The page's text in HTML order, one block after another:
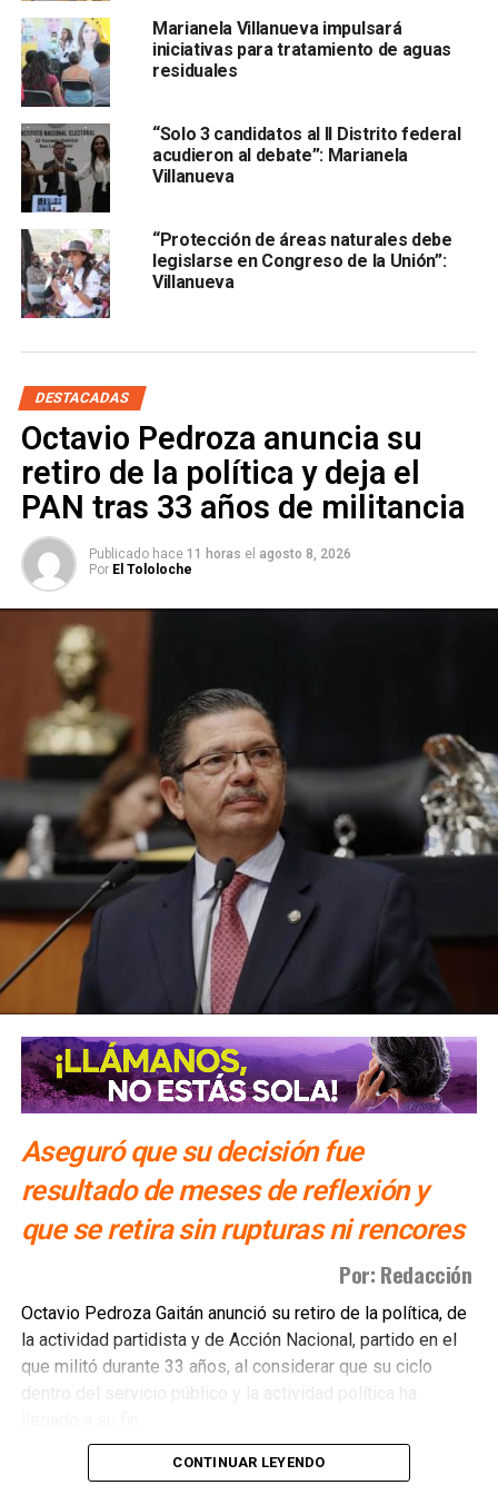
Villanueva Ponce recordó que,
mayoría relativa o representación proporcional a
cualquier puesto, es presentar y hacer pública la
declaración 3 de 3.
puede ser consultado en la página
https://www.itei.org.mx/cegaip/, donde se encuentra cada
uno de los documentos mencionados.
Lee también:
Octavio Pedroza confía en que tendrá un
triunfo amplio y contundente
ARTÍCULOS RELACIONADOS: MARIANELA VILLANUEVA
SIGUIENTE
Adrián Esper llegará al debate del domingo en
camionetas Tesla
NO TE PIERDAS
Octavio Pedroza confía en que tendrá un triunfo
amplio y contundente
Marianela Villanueva impulsará
iniciativas para tratamiento de aguas
residuales
“Solo 3 candidatos al II Distrito federal
acudieron al debate”: Marianela
Villanueva
“Protección de áreas naturales debe
legislarse en Congreso de la Unión”:
Villanueva
DESTACADAS
Octavio Pedroza anuncia su
retiro de la política y deja el
PAN tras 33 años de militancia
Publicado hace 11 horas el agosto 8, 2026
Por El Tololoche
Aseguró que su decisión fue
resultado de meses de reflexión y
que se retira sin rupturas ni rencores
Por: Redacción
Octavio Pedroza Gaitán anunció su retiro de la política, de
la actividad partidista y de Acción Nacional, partido en el
que militó durante 33 años, al considerar que su ciclo
dentro del servicio público y la actividad política ha
A través de un posicionamiento titulado “Un paso de lado”,
CONTINUAR LEYENDO